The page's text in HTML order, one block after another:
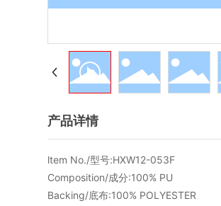
产品详情
ltem No./型号:HXW12-053F
Composition/成分:100% PU
Backing/底布:100% POLYESTER